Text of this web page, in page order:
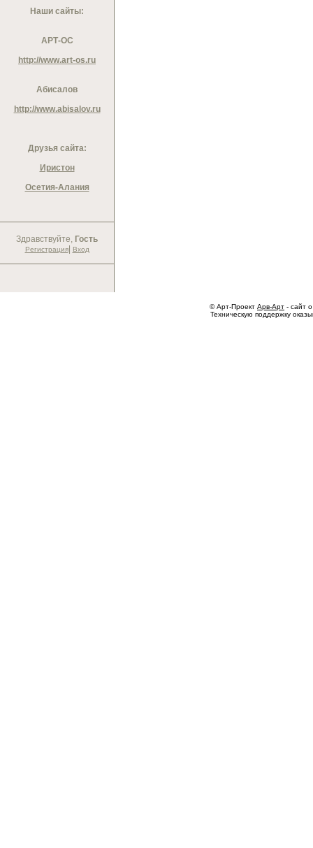
Наши сайты:
АРТ-ОС
http://www.art-os.ru
Абисалов
http://www.abisalov.ru
Друзья сайта:
Иристон
Осетия-Алания
Здравствуйте, Гость
Регистрация| Вход
© Арт-Проект Арв-Арт - сайт
Техническую поддержку